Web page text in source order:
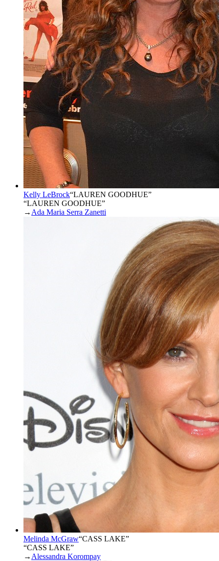
Kelly LeBrock“LAUREN GOODHUE”
“LAUREN GOODHUE”
→ Ada Maria Serra Zanetti
Melinda McGraw“CASS LAKE”
“CASS LAKE”
→ Alessandra Korompay